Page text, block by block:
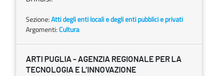
Sezione:Atti degli enti locali e degli enti pubblici e privati
Argomenti:Cultura
ARTI PUGLIA - AGENZIA REGIONALE PER LA
TECNOLOGIA E L’INNOVAZIONE